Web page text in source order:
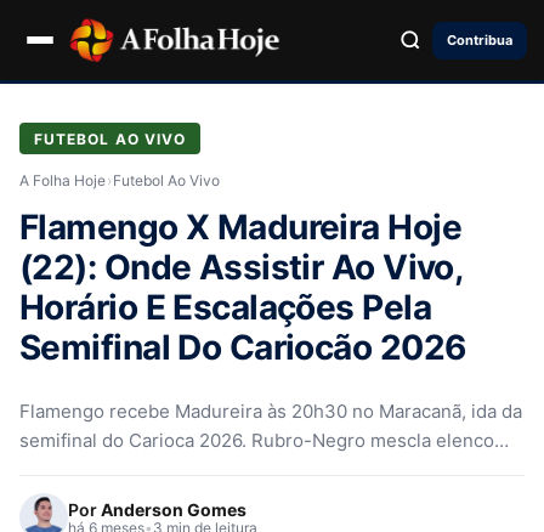
Contribua
FUTEBOL AO VIVO
A Folha Hoje› Futebol Ao Vivo
Flamengo X Madureira Hoje
(22): Onde Assistir Ao Vivo,
Horário E Escalações Pela
Semifinal Do Cariocão 2026
Flamengo recebe Madureira às 20h30 no Maracanã, ida da
semifinal do Carioca 2026. Rubro-Negro mescla elenco
PorAnderson Gomes
há 6 meses• 3 min de leitura